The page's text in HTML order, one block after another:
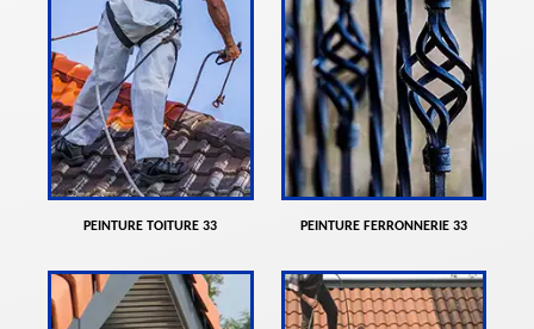
PEINTURE TOITURE 33 PEINTURE FERRONNERIE 33